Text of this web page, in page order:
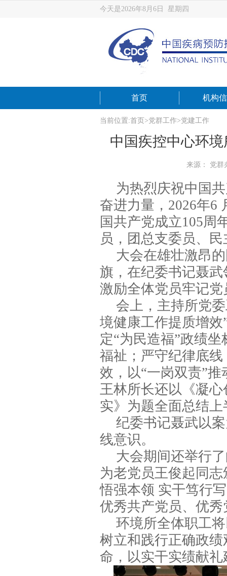
今天是2026年8月6日 星期四
首页 机构
当前位置:首页 >党群工作>党建工作
中国疾控中心环
来源： 党群
为热烈庆祝中国
奋进力量，2026年6
国共产党成立105周
员，团总支委员、
大会在雄壮激昂
旗，在纪委书记聂
激励全体党员牢记
会上，主持所党
境健康工作提质增
定“为民造福”政绩
福祉；严守纪律底
效，以“一岗双责”
王林所长还以《凝
实》为题全面总结
纪委书记聂武以
线意识。
大会期间还举行
为老党员王俊起同
悟强本领 实干笃行
优秀共产党员、优
环境所全体职工
树立和践行正确政
命，以实干实绩献礼